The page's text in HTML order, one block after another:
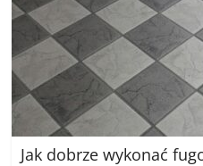
Jak dobrze wykonać